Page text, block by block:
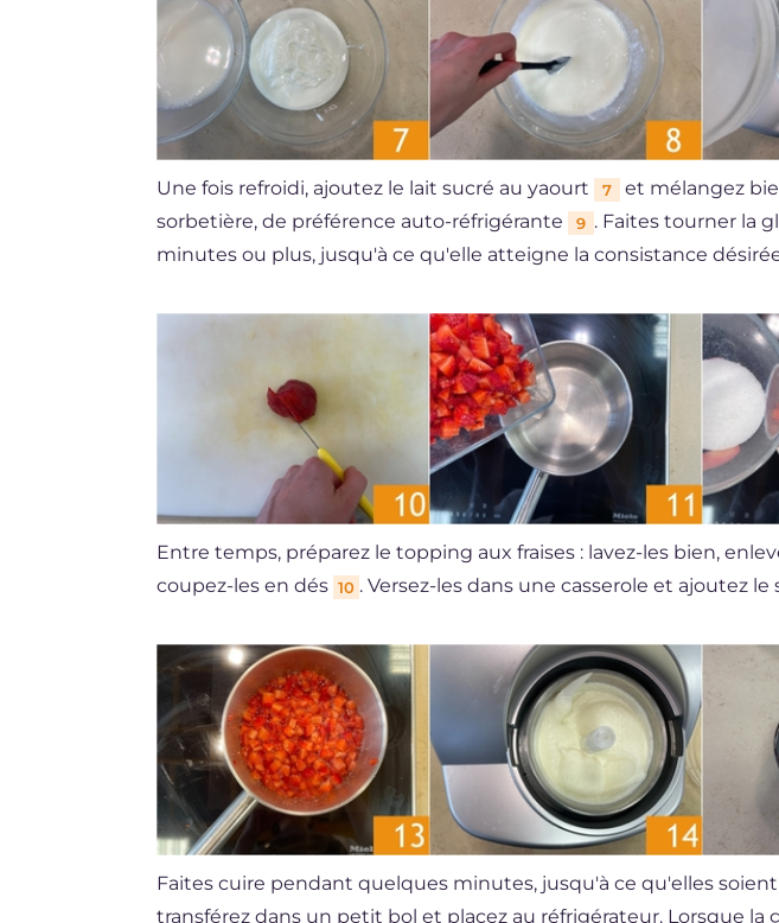
Une fois refroidi, ajoutez le lait sucré au yaourt 7 et mélangez
sorbetière, de préférence auto-réfrigérante
9 . Faites tourner la
minutes ou plus, jusqu'à ce qu'elle atteigne la consistance
Entre temps, préparez le topping aux fraises : lavez-les bien,
coupez-les en dés 10 . Versez-les dans une casserole et ajoutez le
Faites cuire pendant quelques minutes, jusqu'à ce qu'elles
transférez dans un petit bol et placez au réfrigérateur. Lorsque la